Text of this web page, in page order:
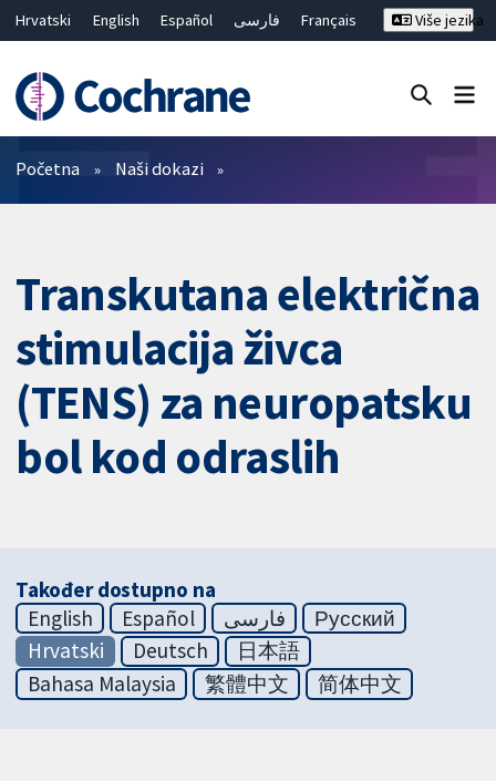
Hrvatski English Español فارسی
Français
繁體中文
简体中文
Više jezika
Prečistači
Početna Naši dokazi
Transkutana električna
stimulacija živca
(TENS) za neuropatsku
bol kod odraslih
Također dostupno na
English
Español فارسی
Русский
Hrvatski
Deutsch
日本語
Bahasa Malaysia
繁體中文 简体中文